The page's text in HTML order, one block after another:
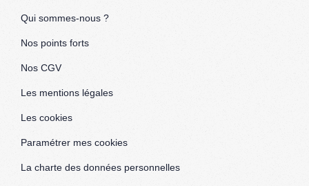
Qui sommes-nous ?
Nos points forts
Nos CGV
Les mentions légales
Les cookies
Paramétrer mes cookies
La charte des données personnelles